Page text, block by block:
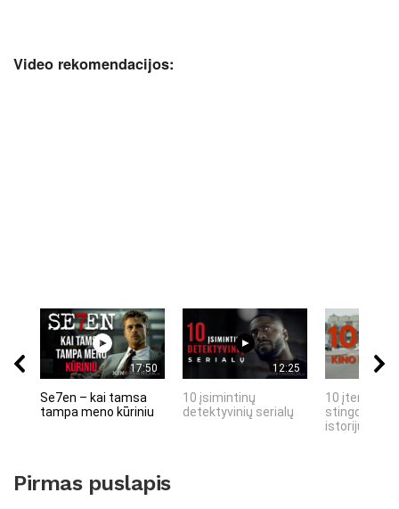
Video rekomendacijos:
17:50
Se7en – kai tamsa
tampa meno kūriniu
12:25
10 įsimintinų
detektyvinių serialų
10 įtemptų,
stingdančių
istorijų
Pirmas puslapis